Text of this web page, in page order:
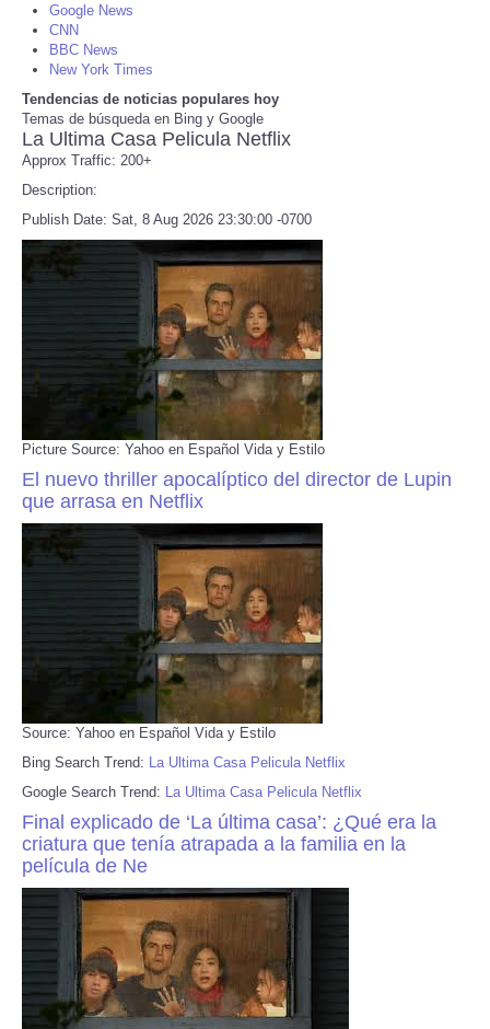
SEARCH
SHOPPING
Daily Deals
RobinsPost Store
Refund Policy
Google News
CNN
BBC News
New York Times
Tendencias de noticias populares hoy
Temas de búsqueda en Bing y Google
La Ultima Casa Pelicula Netflix
Approx Traffic: 200+
Description:
Publish Date: Sat, 8 Aug 2026 23:30:00 -0700
Picture Source: Yahoo en Español Vida y Estilo
El nuevo thriller apocalíptico del director de Lupin
que arrasa en Netflix
Source: Yahoo en Español Vida y Estilo
Bing Search Trend: La Ultima Casa Pelicula Netflix
Google Search Trend: La Ultima Casa Pelicula Netflix
Final explicado de ‘La última casa’: ¿Qué era la
criatura que tenía atrapada a la familia en la
película de Ne